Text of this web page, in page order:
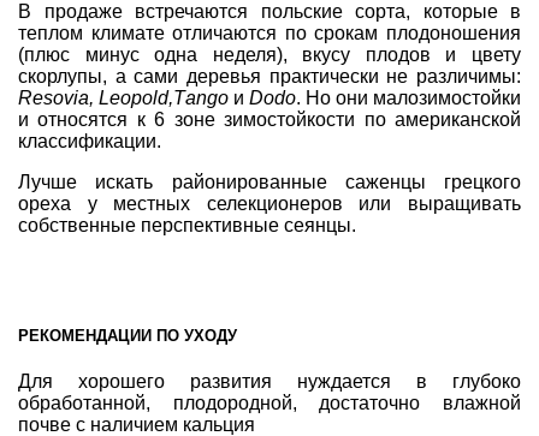
В продаже встречаются польские сорта, которые в
теплом климате отличаются по срокам плодоношения
(плюс минус одна неделя), вкусу плодов и цвету
скорлупы, а сами деревья практически не различимы:
Resovia, Leopold,Тango и Dodo. Но они малозимостойки
и относятся к 6 зоне зимостойкости по американской
классификации.
Лучше искать районированные саженцы грецкого
ореха у местных селекционеров или выращивать
собственные перспективные сеянцы.
РЕКОМЕНДАЦИИ ПО УХОДУ
Для хорошего развития нуждается в глубоко
обработанной, плодородной, достаточно влажной
почве с наличием кальция